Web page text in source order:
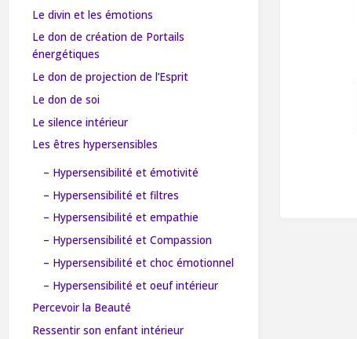
Le divin et les émotions
Le don de création de Portails
énergétiques
Le don de projection de l’Esprit
Le don de soi
Le silence intérieur
Les êtres hypersensibles
– Hypersensibilité et émotivité
– Hypersensibilité et filtres
– Hypersensibilité et empathie
– Hypersensibilité et Compassion
– Hypersensibilité et choc émotionnel
– Hypersensibilité et oeuf intérieur
Percevoir la Beauté
Ressentir son enfant intérieur